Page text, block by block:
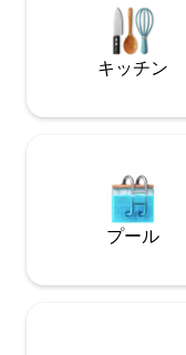
タウンを眺めながら
きな玄関先のポーチ
キッチン
プール